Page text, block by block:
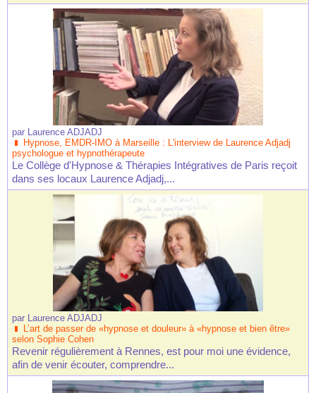
par Laurence ADJADJ
Hypnose, EMDR-IMO à Marseille : L'interview de Laurence Adjadj
psychologue et hypnothérapeute
Le Collège d'Hypnose & Thérapies Intégratives de Paris reçoit
dans ses locaux Laurence Adjadj,...
par Laurence ADJADJ
L’art de passer de «hypnose et douleur» à «hypnose et bien être»
selon Sophie Cohen
Revenir régulièrement à Rennes, est pour moi une évidence,
afin de venir écouter, comprendre...